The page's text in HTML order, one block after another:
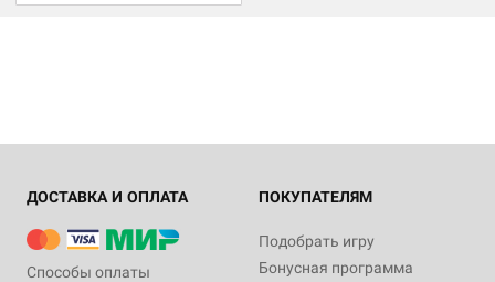
ДОСТАВКА И ОПЛАТА
Способы оплаты
ПОКУПАТЕЛЯМ
Подобрать игру
Бонусная программа